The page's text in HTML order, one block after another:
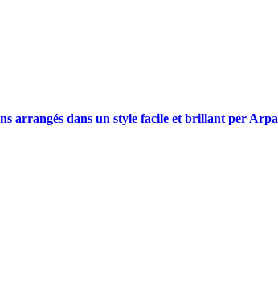
arrangés dans un style facile et brillant per